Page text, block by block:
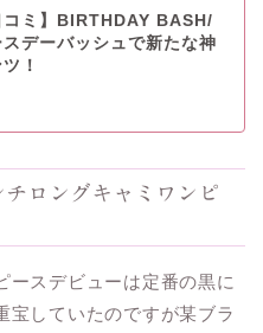
コミ】BIRTHDAY BASH/
スデーバッシュで新たな神
！
ロングキャミワンピ
ースデビューは定番の黒に
宝していたのですが某ブラ